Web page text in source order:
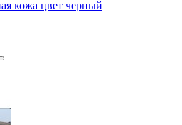
кожа цвет черный